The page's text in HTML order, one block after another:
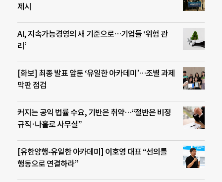
제시
AI, 지속가능경영의 새 기준으로…기업들 ‘위험 관
리’
[화보] 최종 발표 앞둔 ‘유일한 아카데미’…조별 과제
막판 점검
커지는 공익 법률 수요, 기반은 취약…“절반은 비정
규직·나홀로 사무실”
[유한양행-유일한 아카데미] 이호영 대표 “선의를
행동으로 연결하라”